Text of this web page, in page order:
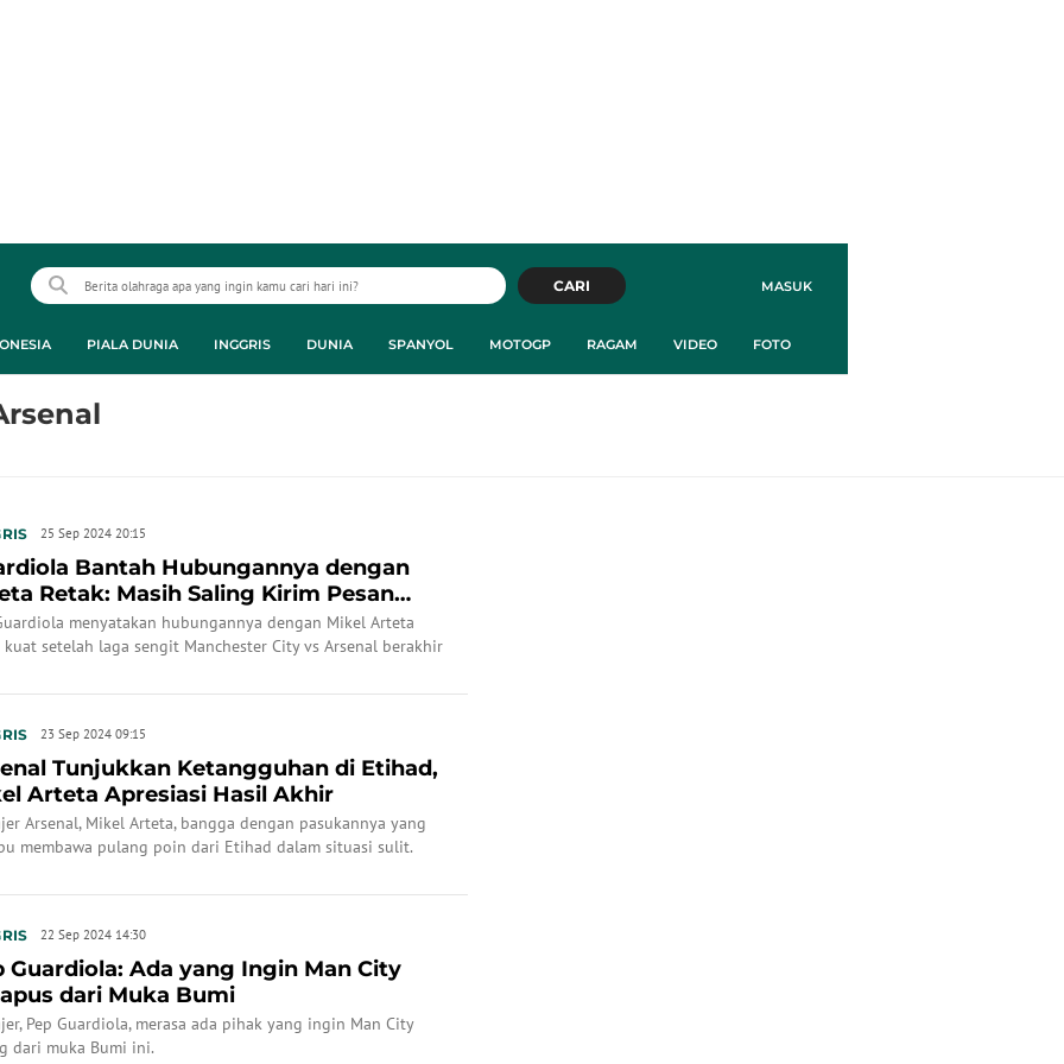
MASUK
CARI
PIALA DUNIA INGGRIS DUNIA SPANYOL MOTOGP RAGAM VIDEO FOTO
25 Sep 2024 20:15
Bantah Hubungannya dengan
Retak: Masih Saling Kirim Pesan
Arsenal It...
menyatakan hubungannya dengan Mikel Arteta
setelah laga sengit Manchester City vs Arsenal berakhir
23 Sep 2024 09:15
Tunjukkan Ketangguhan di Etihad,
Arteta Apresiasi Hasil Akhir
Arsenal, Mikel Arteta, bangga dengan pasukannya yang
membawa pulang poin dari Etihad dalam situasi sulit.
22 Sep 2024 14:30
Guardiola: Ada yang Ingin Man City
dari Muka Bumi
Pep Guardiola, merasa ada pihak yang ingin Man City
dari muka Bumi ini.